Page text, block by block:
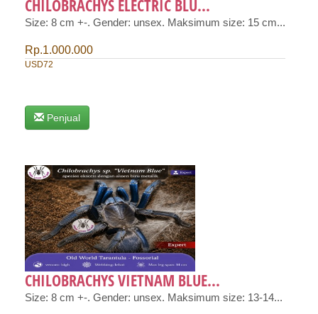
CHILOBRACHYS ELECTRIC BLU...
Size: 8 cm +-. Gender: unsex. Maksimum size: 15 cm...
Rp.1.000.000
USD72
Penjual
CHILOBRACHYS VIETNAM BLUE...
Size: 8 cm +-. Gender: unsex. Maksimum size: 13-14...